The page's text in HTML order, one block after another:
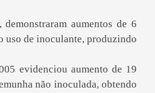
aumentos de 6
uso de inoculante, produzindo
evidenciou aumento de 19
não inoculada, obtendo